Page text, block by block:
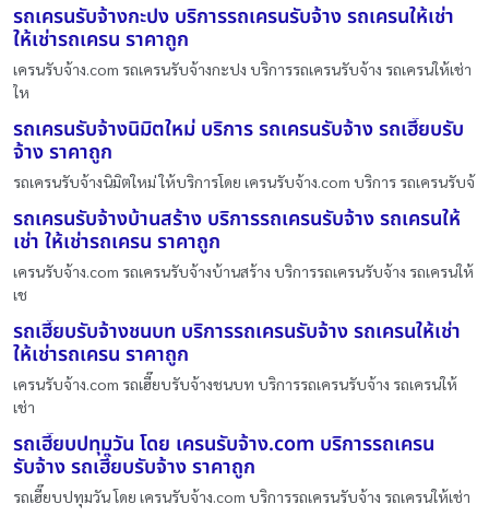
รถเครนรับจ้างกะปง บริการรถเครนรับจ้าง รถเครนให้เช่า
ให้เช่ารถเครน ราคาถูก
เครนรับจ้าง.com รถเครนรับจ้างกะปง บริการรถเครนรับจ้าง รถเครนให้เช่า
ให
รถเครนรับจ้างนิมิตใหม่ บริการ รถเครนรับจ้าง รถเฮี๊ยบรับ
จ้าง ราคาถูก
รถเครนรับจ้างนิมิตใหม่ ให้บริการโดย เครนรับจ้าง.com บริการ รถเครนรับจ้
รถเครนรับจ้างบ้านสร้าง บริการรถเครนรับจ้าง รถเครนให้
เช่า ให้เช่ารถเครน ราคาถูก
เครนรับจ้าง.com รถเครนรับจ้างบ้านสร้าง บริการรถเครนรับจ้าง รถเครนให้
เช
รถเฮี๊ยบรับจ้างชนบท บริการรถเครนรับจ้าง รถเครนให้เช่า
ให้เช่ารถเครน ราคาถูก
เครนรับจ้าง.com รถเฮี๊ยบรับจ้างชนบท บริการรถเครนรับจ้าง รถเครนให้
เช่า
รถเฮี๊ยบปทุมวัน โดย เครนรับจ้าง.com บริการรถเครน
รับจ้าง รถเฮี๊ยบรับจ้าง ราคาถูก
รถเฮี๊ยบปทุมวัน โดย เครนรับจ้าง.com บริการรถเครนรับจ้าง รถเครนให้เช่า